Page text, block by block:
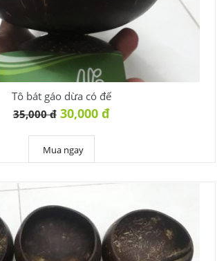
Tô bát gáo dừa có đế
35,000 đ 30,000 đ
Mua ngay